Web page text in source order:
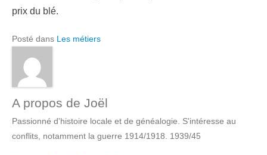
prix du blé.
Posté dans Les métiers
A propos de Joël
Passionné d'histoire locale et de généalogie. S'intéresse au
conflits, notamment la guerre 1914/1918. 1939/45